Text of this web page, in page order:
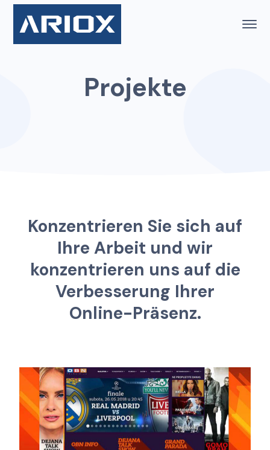
Projekte
Konzentrieren Sie sich auf
Ihre Arbeit und wir
konzentrieren uns auf die
Verbesserung Ihrer
Online-Präsenz.